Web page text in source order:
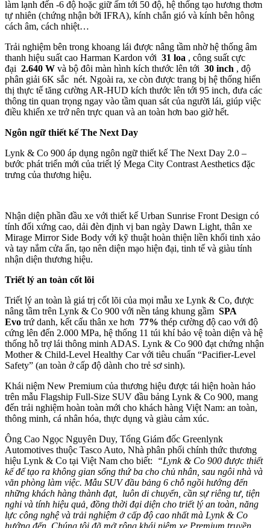
làm lạnh đến -6 độ hoặc giữ ấm tới 50 độ, hệ thống tạo hương thơm
tự nhiên (chứng nhận bởi IFRA), kính chắn gió và kính bên hông
cách âm, cách nhiệt…
Trải nghiệm bên trong khoang lái được nâng tầm nhờ hệ thống âm
thanh hiệu suất cao Harman Kardon với 31 loa , công suất cực
đại 2.640 W và bộ đôi màn hình kích thước lên tới 30 inch , độ
phân giải 6K sắc nét. Ngoài ra, xe còn được trang bị hệ thống hiển
thị thực tế tăng cường AR-HUD kích thước lên tới 95 inch, đưa các
thông tin quan trọng ngay vào tầm quan sát của người lái, giúp việc
điều khiển xe trở nên trực quan và an toàn hơn bao giờ hết.
Ngôn ngữ thiết kế The Next Day
Lynk & Co 900 áp dụng ngôn ngữ thiết kế The Next Day 2.0 –
bước phát triển mới của triết lý Mega City Contrast Aesthetics đặc
trưng của thương hiệu.
Nhận diện phần đầu xe với thiết kế Urban Sunrise Front Design có
tính đối xứng cao, dải đèn định vị ban ngày Dawn Light, thân xe
Mirage Mirror Side Body với kỹ thuật hoàn thiện liền khối tinh xảo
và tay nắm cửa ẩn, tạo nên diện mạo hiện đại, tinh tế và giàu tính
nhận diện thương hiệu.
Triết lý an toàn cốt lõi
Triết lý an toàn là giá trị cốt lõi của mọi mẫu xe Lynk & Co, được
nâng tầm trên Lynk & Co 900 với nền tảng khung gầm SPA
Evo trứ danh, kết cấu thân xe hơn 77% thép cường độ cao với độ
cứng lên đến 2.000 MPa, hệ thống 11 túi khí bảo vệ toàn diện và hệ
thống hỗ trợ lái thông minh ADAS. Lynk & Co 900 đạt chứng nhận
Mother & Child-Level Healthy Car với tiêu chuẩn “Pacifier-Level
Safety” (an toàn ở cấp độ dành cho trẻ sơ sinh).
Khái niệm New Premium của thương hiệu được tái hiện hoàn hảo
trên mẫu Flagship Full-Size SUV đầu bảng Lynk & Co 900, mang
đến trải nghiệm hoàn toàn mới cho khách hàng Việt Nam: an toàn,
thông minh, cá nhân hóa, thực dụng và giàu cảm xúc.
Ông Cao Ngọc Nguyên Duy, Tổng Giám đốc Greenlynk
Automotives thuộc Tasco Auto, Nhà phân phối chính thức thương
hiệu Lynk & Co tại Việt Nam cho biết:
“Lynk & Co 900 được thiết
kế để tạo ra không gian sống thứ ba cho chủ nhân, sau ngôi nhà và
văn phòng làm việc. Mẫu SUV đầu bảng 6 chỗ ngồi hướng đến
những khách hàng thành đạt,
luôn di chuyển, cần sự riêng tư, tiện
nghi và tính hiệu quả, đồng thời đại diện cho triết lý an toàn, năng
lực công nghệ và trải nghiệm ở cấp độ cao nhất mà Lynk & Co
hướng đến. Chúng tôi đã mở rộng khái niệm xe Premium truyền